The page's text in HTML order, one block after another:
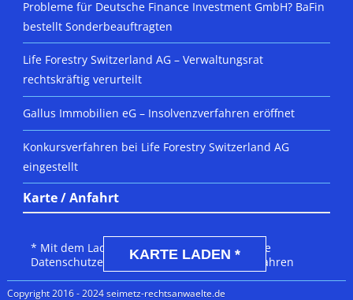
Probleme für Deutsche Finance Investment GmbH? BaFin
bestellt Sonderbeauftragten
Life Forestry Switzerland AG – Verwaltungsrat
rechtskräftig verurteilt
Gallus Immobilien eG – Insolvenzverfahren eröffnet
Konkursverfahren bei Life Forestry Switzerland AG
eingestellt
Karte / Anfahrt
DSGVO MAP
KARTE LADEN *
* Mit dem Laden der Karte akzeptierst du die
Datenschutzerklärung von Google.Mehr erfahren
Copyright 2016 - 2024 seimetz-rechtsanwaelte.de